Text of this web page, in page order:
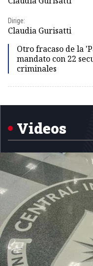
Dirige:
Claudia Gurisatti
Otro fracaso de la
mandato con 22
criminales
1
Videos